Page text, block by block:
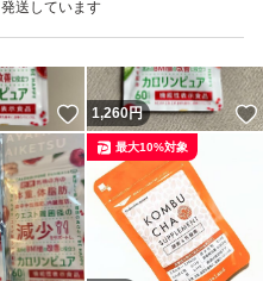
発送しています
いいね！
1,260円
最大10%対象